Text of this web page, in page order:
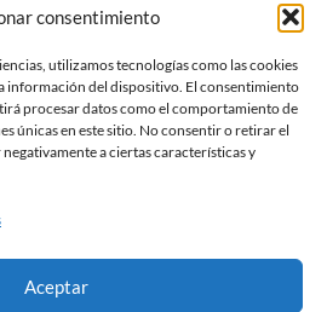
consentimiento
utilizamos tecnologías como las cookies
información del dispositivo. El consentimiento
procesar datos como el comportamiento de
únicas en este sitio. No consentir o retirar el
a ciertas características y
Aceptar